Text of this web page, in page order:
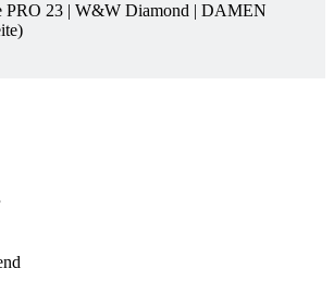
PRO 23 | W&W Diamond | DAMEN